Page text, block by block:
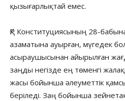
қызығарлықтай емес.
ҚР Конституциясының 28-бабына
азаматына ауырған, мүгедек
асыраушысынан айырылған
заңды негізде ең төменгі
жасы бойынша әлеуметтік
беріледі. Заң бойынша